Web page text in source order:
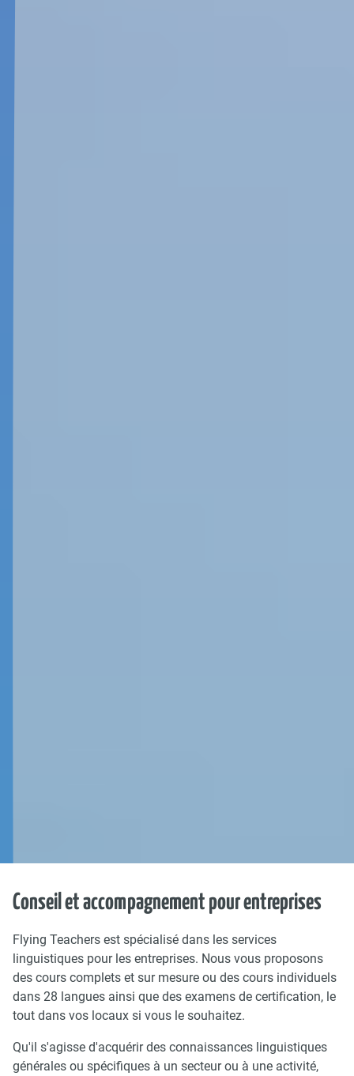
Conseil et accompagnement pour entreprises
Flying Teachers est spécialisé dans les services
linguistiques pour les entreprises. Nous vous proposons
des cours complets et sur mesure ou des cours individuels
dans 28 langues ainsi que des examens de certification, le
tout dans vos locaux si vous le souhaitez.
Qu'il s'agisse d'acquérir des connaissances linguistiques
générales ou spécifiques à un secteur ou à une activité,